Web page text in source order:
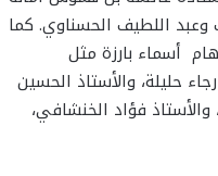
وعبد اللطيف الحسناوي. كما
أسماء بارزة مثل
حليلة، والأستاذ الحسين
والأستاذ فؤاد الخنشافي،